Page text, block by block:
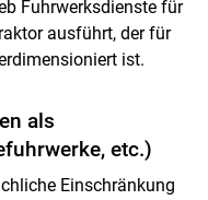
Fuhrwerksdienste für
ausführt, der für
ist.
als
etc.)
Einschränkung